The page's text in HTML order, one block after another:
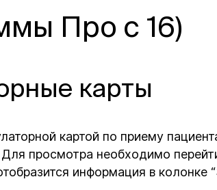
Про с 16)
карты
картой по приему
просмотра необходимо
информация в колонке